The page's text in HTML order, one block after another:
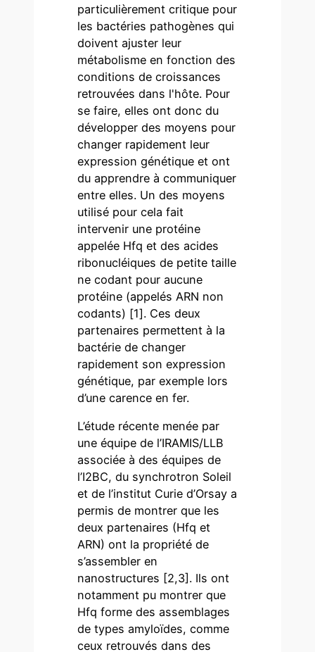
particulièrement critique pour
les bactéries pathogènes qui
doivent ajuster leur
métabolisme en fonction des
conditions de croissances
retrouvées dans l'hôte. Pour
se faire, elles ont donc du
développer des moyens pour
changer rapidement leur
expression génétique et ont
du apprendre à communiquer
entre elles. Un des moyens
utilisé pour cela fait
intervenir une protéine
appelée Hfq et des acides
ribonucléiques de petite taille
ne codant pour aucune
protéine (appelés ARN non
codants) [1]. Ces deux
partenaires permettent à la
bactérie de changer
rapidement son expression
génétique, par exemple lors
d’une carence en fer.
L’étude récente menée par
une équipe de l’IRAMIS/LLB
associée à des équipes de
l’I2BC, du synchrotron Soleil
et de l’institut Curie d’Orsay a
permis de montrer que les
deux partenaires (Hfq et
ARN) ont la propriété de
s’assembler en
nanostructures [2,3]. Ils ont
notamment pu montrer que
Hfq forme des assemblages
de types amyloïdes, comme
ceux retrouvés dans des